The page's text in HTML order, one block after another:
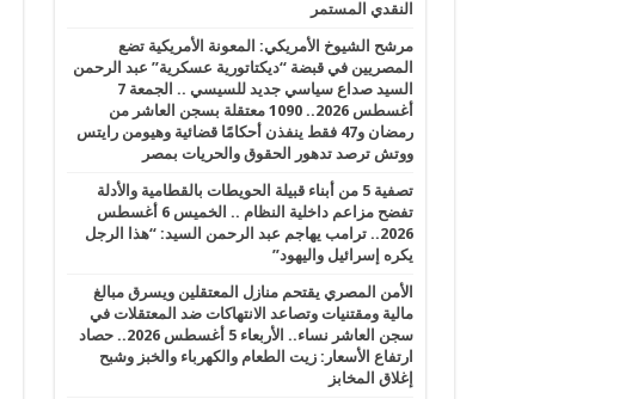
النقدي المستمر
مرشح الشيوخ الأمريكي: المعونة الأمريكية تضع
المصريين في قبضة “ديكتاتورية عسكرية” عبد الرحمن
السيد صداع سياسي جديد للسيسي .. الجمعة 7
أغسطس 2026.. 1090 معتقلة بسجن العاشر من
رمضان و47 فقط ينفذن أحكامًا قضائية وهيومن رايتس
ووتش ترصد تدهور الحقوق والحريات بمصر
تصفية 5 من أبناء قبيلة الحويطات بالقطامية والأدلة
تفضح مزاعم داخلية النظام .. الخميس 6 أغسطس
2026.. ترامب يهاجم عبد الرحمن السيد: “هذا الرجل
يكره إسرائيل واليهود”
الأمن المصري يقتحم منازل المعتقلين ويسرق مبالغ
مالية ومقتنيات وتصاعد الانتهاكات ضد المعتقلات في
سجن العاشر نساء.. الأربعاء 5 أغسطس 2026.. حصاد
ارتفاع الأسعار: زيت الطعام والكهرباء والخبز وشبح
إغلاق المخابز